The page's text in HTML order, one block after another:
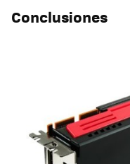
Conclusiones